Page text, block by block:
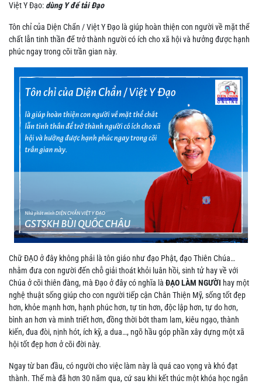
Việt Y Đạo: dùng Y để tải Đạo
Tôn chỉ của Diện Chẩn / Việt Y Đạo là giúp hoàn thiện con người về mặt thể
chất lẫn tinh thần để trở thành người có ích cho xã hội và hưởng được hạnh
phúc ngay trong cõi trần gian này.
Chữ ĐẠO ở đây không phải là tôn giáo như đạo Phật, đạo Thiên Chúa…
nhằm đưa con người đến chỗ giải thoát khỏi luân hồi, sinh tử hay về với
Chúa ở cõi thiên đàng, mà Đạo ở đây có nghĩa là ĐẠO LÀM NGƯỜI hay một
nghệ thuật sống giúp cho con người tiếp cận Chân Thiện Mỹ, sống tốt đẹp
hơn, khỏe mạnh hơn, hạnh phúc hơn, tự tin hơn, độc lập hơn, tự do hơn,
bình an hơn và minh triết hơn, đồng thời bớt tham lam, kiêu ngạo, thành
kiến, đua đòi, nịnh hót, ích kỹ, a dua…, ngõ hầu góp phần xây dựng một xã
hội tốt đẹp hơn ở cõi đời này.
Ngay từ ban đầu, có người cho việc làm này là quá cao vọng và khó đạt
thành. Thế mà đã hơn 30 năm qua, cứ sau khi kết thúc một khóa học ngắn